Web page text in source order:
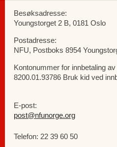
Besøksadresse:
Youngstorget 2 B, 0181 Oslo
Postadresse:
NFU, Postboks 8954
Kontonummer for innbetaling
8200.01.93786 Bruk kid ved
E-post:
post@nfunorge.org
Telefon: 22 39 60 50